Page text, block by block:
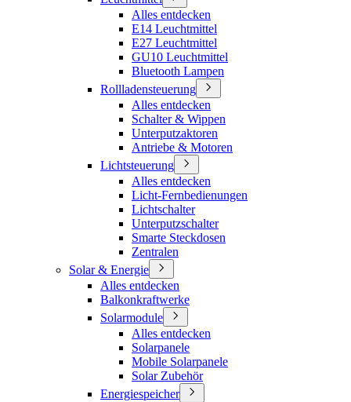
Alles entdecken
E14 Leuchtmittel
E27 Leuchtmittel
GU10 Leuchtmittel
Bluetooth Lampen
Rollladensteuerung
Alles entdecken
Schalter & Wippen
Unterputzaktoren
Antriebe & Motoren
Lichtsteuerung
Alles entdecken
Licht-Fernbedienungen
Lichtschalter
Unterputzschalter
Smarte Steckdosen
Zentralen
Solar & Energie
Alles entdecken
Balkonkraftwerke
Solarmodule
Alles entdecken
Solarpanele
Mobile Solarpanele
Solar Zubehör
Energiespeicher